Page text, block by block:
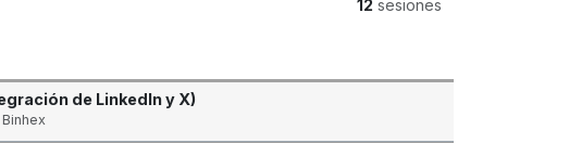
12 sesiones
de LinkedIn y X)